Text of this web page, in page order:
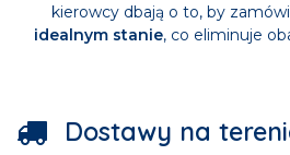
kierowcy dbają o to, by
idealnym stanie, co eliminuje
Dostawy na